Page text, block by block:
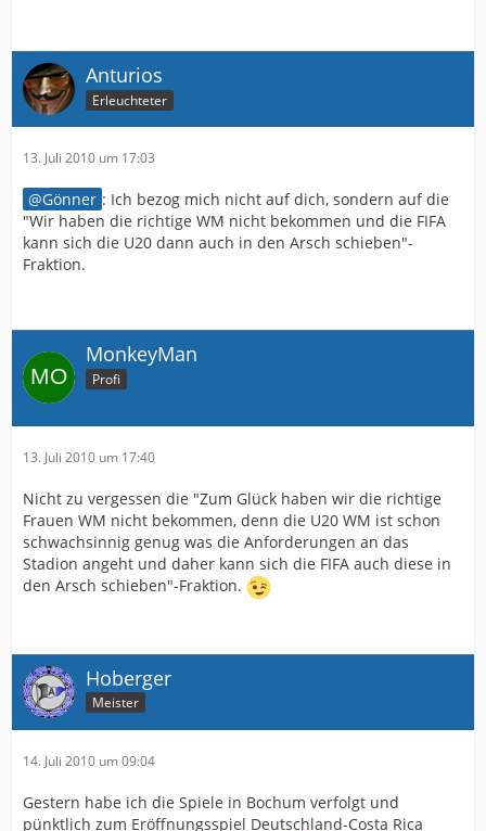
Anturios
Erleuchteter
13. Juli 2010 um 17:03
Gönner : Ich bezog mich nicht auf dich, sondern auf die
"Wir haben die richtige WM nicht bekommen und die FIFA
kann sich die U20 dann auch in den Arsch schieben"-
Fraktion.
MonkeyMan
Profi
13. Juli 2010 um 17:40
Nicht zu vergessen die "Zum Glück haben wir die richtige
Frauen WM nicht bekommen, denn die U20 WM ist schon
schwachsinnig genug was die Anforderungen an das
Stadion angeht und daher kann sich die FIFA auch diese in
den Arsch schieben"-Fraktion.
Hoberger
Meister
14. Juli 2010 um 09:04
Gestern habe ich die Spiele in Bochum verfolgt und
pünktlich zum Eröffnungsspiel Deutschland-Costa Rica